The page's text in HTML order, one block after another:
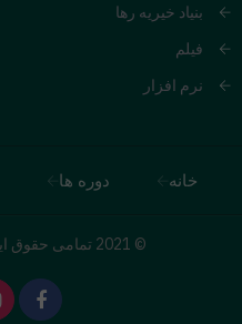
بنیاد خیریه رها
فیلم
نرم افزار
خانه دوره ها
© 2021 تمامی حقوق این وبسایت محفوظ است.